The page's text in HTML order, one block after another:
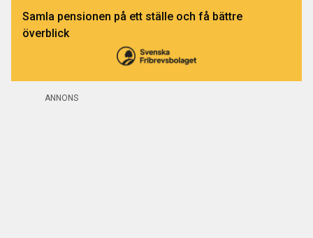
Samla pensionen på ett ställe och få bättre
överblick
ANNONS